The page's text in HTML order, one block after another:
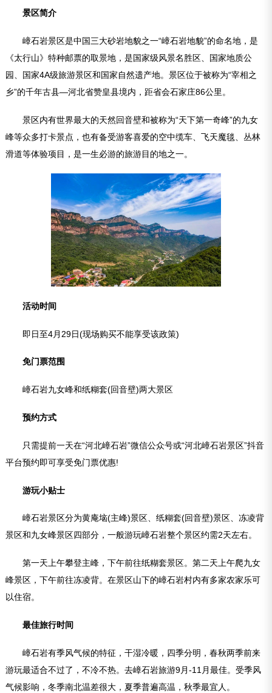
景区简介
嶂石岩景区是中国三大砂岩地貌之一“嶂石岩地貌”的命名地，是
《太行山》特种邮票的取景地，是国家级风景名胜区、国家地质公
园、国家4A级旅游景区和国家自然遗产地。景区位于被称为“宰相之
乡”的千年古县—河北省赞皇县境内，距省会石家庄86公里。
景区内有世界最大的天然回音壁和被称为“天下第一奇峰”的九女
峰等众多打卡景点，也有备受游客喜爱的空中缆车、飞天魔毯、丛林
滑道等体验项目，是一生必游的旅游目的地之一。
活动时间
即日至4月29日(现场购买不能享受该政策)
免门票范围
嶂石岩九女峰和纸糊套(回音壁)两大景区
预约方式
只需提前一天在“河北嶂石岩”微信公众号或“河北嶂石岩景区”抖音
平台预约即可享受免门票优惠!
游玩小贴士
嶂石岩景区分为黄庵垴(主峰)景区、纸糊套(回音壁)景区、冻凌背
景区和九女峰景区四部分，一般游玩嶂石岩整个景区约需2天左右。
第一天上午攀登主峰，下午前往纸糊套景区。第二天上午爬九女
峰景区，下午前往冻凌背。在景区山下的嶂石岩村内有多家农家乐可
以住宿。
最佳旅行时间
嶂石岩有季风气候的特征，干湿冷暖，四季分明，春秋两季前来
游玩最适合不过了，不冷不热。去嶂石岩旅游9月-11月最佳。受季风
气候影响，冬季南北温差很大，夏季普遍高温，秋季最宜人。